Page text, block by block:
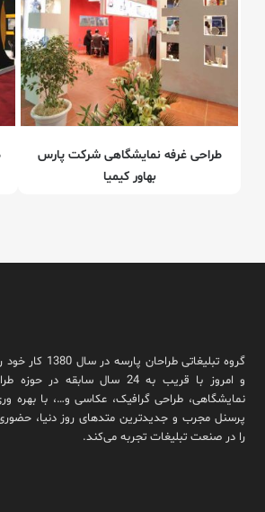
طراحی غرفه نمایشگاهی شرکت پارس
بهاور کیمیا
گروه تبلیغاتی طراحان
و امروز با قریب به 24 سال سابقه در
نمایشگاهی، طراحی گرافیک، عکاسی و…، با بهره
پرسنل مجرب و جدیدترین متدهای روز دنیا،
را در صنعت تبلیغات تجربه می‌کند.